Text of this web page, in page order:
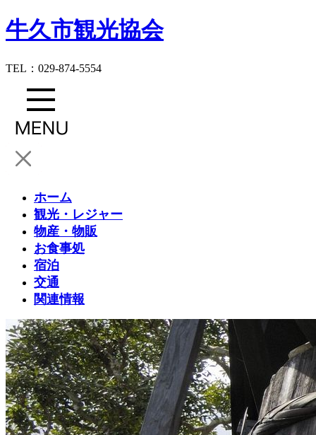
牛久市観光協会
TEL：029-874-5554
ホーム
観光・レジャー
物産・物販
お食事処
宿泊
交通
関連情報